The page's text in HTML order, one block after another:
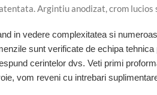
Argintiu anodizat, crom lucios
in vedere complexitatea si
sunt verificate de echipa
cerintelor dvs. Veti primi
vom reveni cu intrebari